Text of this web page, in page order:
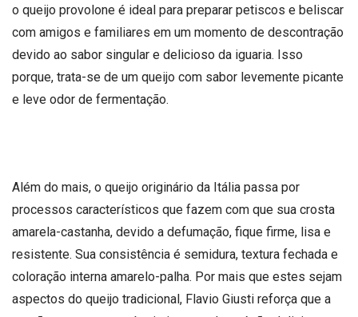
o queijo provolone é ideal para preparar petiscos e beliscar
com amigos e familiares em um momento de descontração
devido ao sabor singular e delicioso da iguaria. Isso
porque, trata-se de um queijo com sabor levemente picante
e leve odor de fermentação.
Além do mais, o queijo originário da Itália passa por
processos característicos que fazem com que sua crosta
amarela-castanha, devido a defumação, fique firme, lisa e
resistente. Sua consistência é semidura, textura fechada e
coloração interna amarelo-palha. Por mais que estes sejam
aspectos do queijo tradicional, Flavio Giusti reforça que a